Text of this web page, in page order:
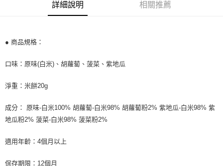
【關於「AFTEE先享後付」】
AFTEE先享後付是「在收到商品之後才付款」的支付方式。 讓您購物簡單
２．便利：只要手機號碼，簡訊認證，即可結帳。
【「AFTEE先享後付」結帳流程】
結帳頁面，進行簡訊認證並確認金額後，即可完成結帳。
３．收到繳費通知簡訊後14天內，點擊此簡訊中的連結，可透過四大超商／
ATM／網路銀行／等多元方式進行付款，方視為交易完成。
※ 請注意：結帳手續完成當下不需立刻繳費，但若您需要取消訂單，請聯絡
後付繳納相關費用。
運送方式
每筆NT$60，滿NT$590(含以上)免運費
付款後全家取貨
7-11取貨付款
每筆NT$60，滿NT$590(含以上)免運費
詳細說明 相關推薦
● 商品規格：
口味：原味(白米)、胡蘿蔔、菠菜、紫地瓜
淨重：米餅20g
成分： 原味-白米100% 胡蘿蔔-白米98% 胡蘿蔔粉2% 紫地瓜-白米98% 紫
地瓜粉2% 菠菜-白米98% 菠菜粉2%
適用年齡：4個月以上
保存期限：12個月